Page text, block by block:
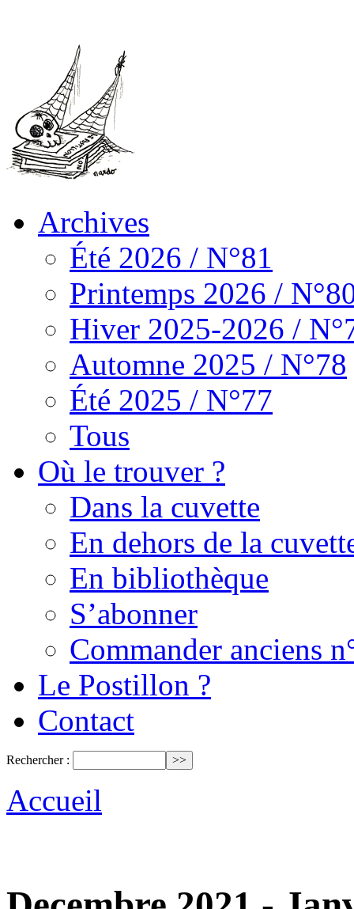
Archives
Été 2026 / N°81
Printemps 2026 /
Hiver 2025-2026 /
Automne 2025 / N°78
Été 2025 / N°77
Tous
Où le trouver ?
Dans la cuvette
En dehors de la
En bibliothèque
S’abonner
Commander anciens
Le Postillon ?
Contact
Rechercher :
Accueil